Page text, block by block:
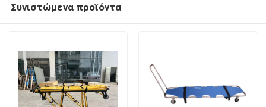
Συνιστώμενα προϊόντα